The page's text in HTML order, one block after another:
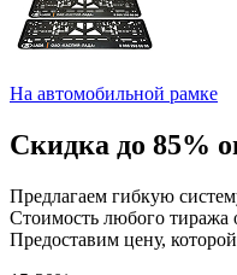
На автомобильной рамке
Скидка до 85%
Предлагаем гибкую
Стоимость любого тиража
Предоставим цену,